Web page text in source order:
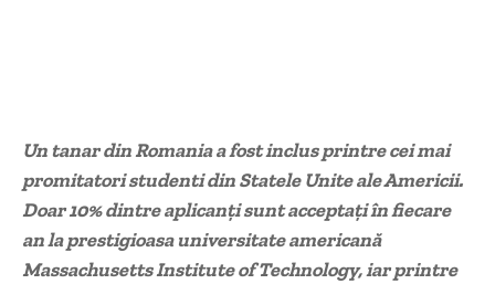
Un tanar din Romania a fost inclus printre cei mai
promitatori studenti din Statele Unite ale Americii.
Doar 10% dintre aplicanți sunt acceptați în fiecare
an la prestigioasa universitate americană
Massachusetts Institute of Technology, iar printre